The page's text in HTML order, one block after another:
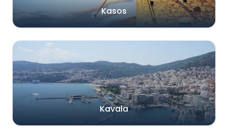
Kasos
Kavala